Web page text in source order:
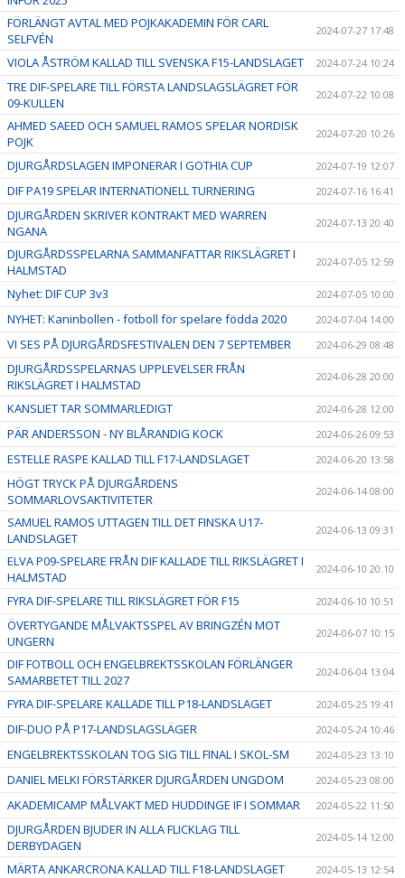
FÖRLÄNGT AVTAL MED POJKAKADEMIN FÖR CARL
SELFVÉN
2024-07-27 17:48
VIOLA ÅSTRÖM KALLAD TILL SVENSKA F15-LANDSLAGET 2024-07-24 10:24
TRE DIF-SPELARE TILL FÖRSTA LANDSLAGSLÄGRET FÖR
09-KULLEN
2024-07-22 10:08
AHMED SAEED OCH SAMUEL RAMOS SPELAR NORDISK
POJK
2024-07-20 10:26
DJURGÅRDSLAGEN IMPONERAR I GOTHIA CUP 2024-07-19 12:07
DIF PA19 SPELAR INTERNATIONELL TURNERING 2024-07-16 16:41
DJURGÅRDEN SKRIVER KONTRAKT MED WARREN
NGANA
2024-07-13 20:40
DJURGÅRDSSPELARNA SAMMANFATTAR RIKSLÄGRET I
HALMSTAD
2024-07-05 12:59
Nyhet: DIF CUP 3v3 2024-07-05 10:00
NYHET: Kaninbollen - fotboll för spelare födda 2020 2024-07-04 14:00
VI SES PÅ DJURGÅRDSFESTIVALEN DEN 7 SEPTEMBER 2024-06-29 08:48
DJURGÅRDSSPELARNAS UPPLEVELSER FRÅN
RIKSLÄGRET I HALMSTAD
2024-06-28 20:00
KANSLIET TAR SOMMARLEDIGT 2024-06-28 12:00
PÄR ANDERSSON - NY BLÅRANDIG KOCK 2024-06-26 09:53
ESTELLE RASPE KALLAD TILL F17-LANDSLAGET 2024-06-20 13:58
HÖGT TRYCK PÅ DJURGÅRDENS
SOMMARLOVSAKTIVITETER
2024-06-14 08:00
SAMUEL RAMOS UTTAGEN TILL DET FINSKA U17-
LANDSLAGET
2024-06-13 09:31
ELVA P09-SPELARE FRÅN DIF KALLADE TILL RIKSLÄGRET I
HALMSTAD
2024-06-10 20:10
FYRA DIF-SPELARE TILL RIKSLÄGRET FÖR F15 2024-06-10 10:51
ÖVERTYGANDE MÅLVAKTSSPEL AV BRINGZÉN MOT
UNGERN
2024-06-07 10:15
DIF FOTBOLL OCH ENGELBREKTSSKOLAN FÖRLÄNGER
SAMARBETET TILL 2027
2024-06-04 13:04
FYRA DIF-SPELARE KALLADE TILL P18-LANDSLAGET 2024-05-25 19:41
DIF-DUO PÅ P17-LANDSLAGSLÄGER 2024-05-24 10:46
ENGELBREKTSSKOLAN TOG SIG TILL FINAL I SKOL-SM 2024-05-23 13:10
DANIEL MELKI FÖRSTÄRKER DJURGÅRDEN UNGDOM 2024-05-23 08:00
AKADEMICAMP MÅLVAKT MED HUDDINGE IF I SOMMAR 2024-05-22 11:50
DJURGÅRDEN BJUDER IN ALLA FLICKLAG TILL
DERBYDAGEN
2024-05-14 12:00
MÄRTA ANKARCRONA KALLAD TILL F18-LANDSLAGET 2024-05-13 12:54